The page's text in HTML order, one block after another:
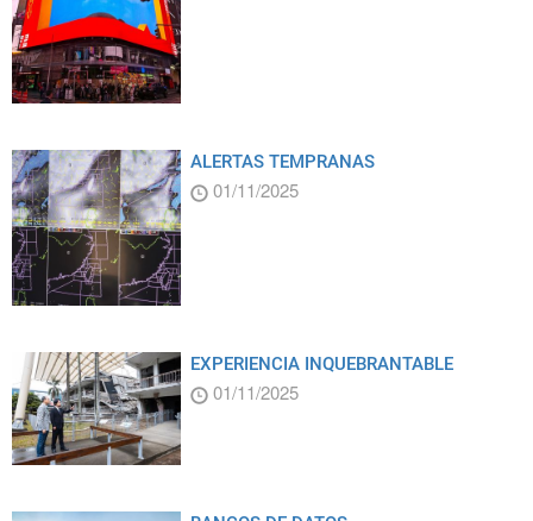
ALERTAS TEMPRANAS
01/11/2025
EXPERIENCIA INQUEBRANTABLE
01/11/2025